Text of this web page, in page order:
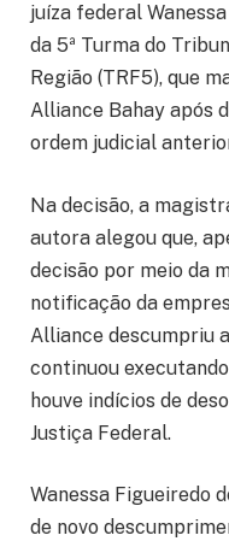
juíza federal
da 5ª Turma do
Região (TRF5), que
Alliance Bahay após
ordem judicial
Na decisão, a
autora alegou que,
decisão por meio da
notificação da
Alliance descumpriu
continuou
houve indícios de
Justiça Federal.
Wanessa Figueiredo
de novo